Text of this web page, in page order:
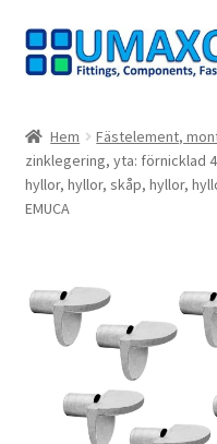
Hoppa
till
Hoppa
till
Avbeställning
Avtryck
Kassaapparat
Kontakt
Hem Fästelement,
zinklegering, yta: förnicklad
hyllor, hyllor, skåp, hyllor,
EMUCA